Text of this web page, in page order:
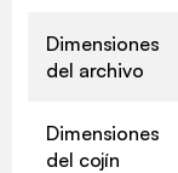
Dimensiones
del archivo
Dimensiones
del cojín